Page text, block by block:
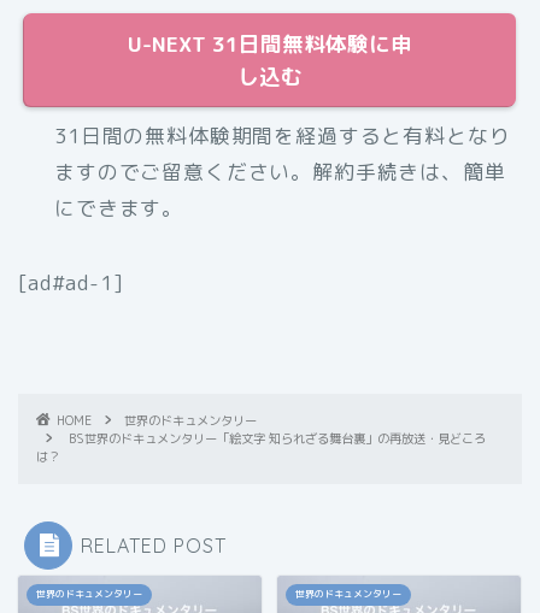
U-NEXT 31日間無料体験に申
し込む
31日間の無料体験期間を経過すると有料となり
ますのでご留意ください。解約手続きは、簡単
にできます。
[ad#ad-1]
HOME
世界のドキュメンタリー
BS世界のドキュメンタリー「絵文字 知られざる舞台裏」の再放送・見どころ
は？
RELATED POST
世界のドキュメンタリー 世界のドキュメンタリー